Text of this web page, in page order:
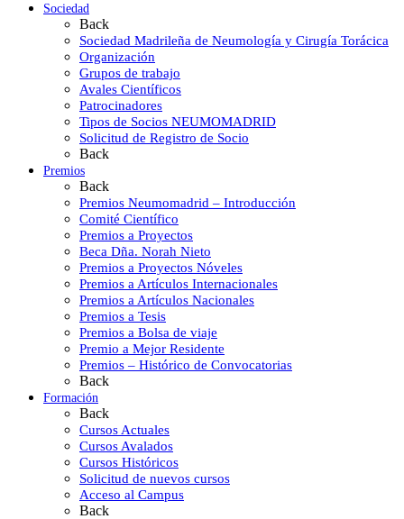
Sociedad
Back
Sociedad Madrileña de Neumología y Cirugía Torácica
Organización
Grupos de trabajo
Avales Científicos
Patrocinadores
Tipos de Socios NEUMOMADRID
Solicitud de Registro de Socio
Back
Premios
Back
Premios Neumomadrid – Introducción
Comité Científico
Premios a Proyectos
Beca Dña. Norah Nieto
Premios a Proyectos Nóveles
Premios a Artículos Internacionales
Premios a Artículos Nacionales
Premios a Tesis
Premios a Bolsa de viaje
Premio a Mejor Residente
Premios – Histórico de Convocatorias
Back
Formación
Back
Cursos Actuales
Cursos Avalados
Cursos Históricos
Solicitud de nuevos cursos
Acceso al Campus
Back